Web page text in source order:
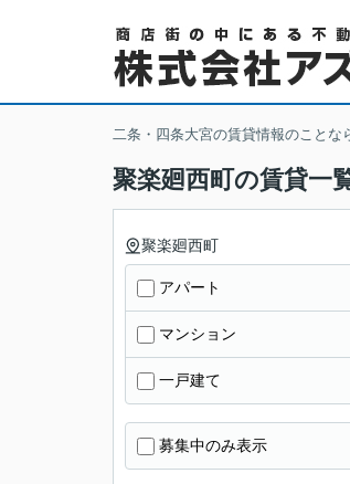
二条・四条大宮の賃貸情報のことな
聚楽廻西町の賃貸一
聚楽廻西町
アパート
マンション
一戸建て
募集中のみ表示